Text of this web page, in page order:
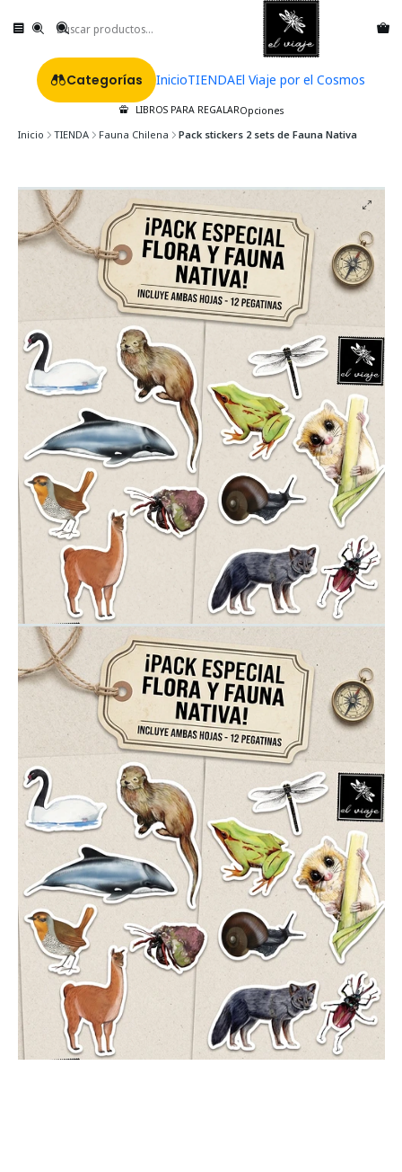
Categorías InicioTIENDAEl Viaje por el Cosmos
LIBROS PARA REGALAROpciones
Inicio TIENDA Fauna Chilena Pack stickers 2 sets de Fauna Nativa